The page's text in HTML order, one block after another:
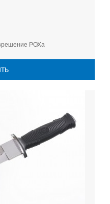
РОХа